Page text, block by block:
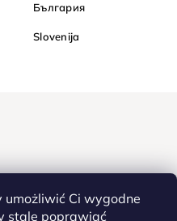
Ci wygodne
stale poprawiać
България
Slovenija